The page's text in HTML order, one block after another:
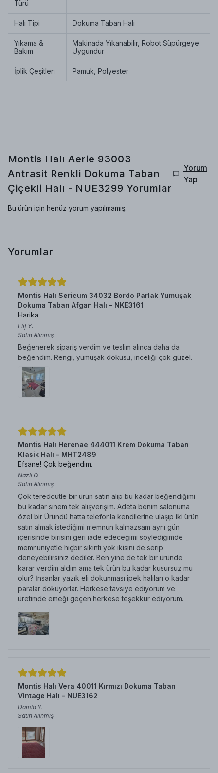
Türü
Halı Tipi Dokuma Taban Halı
Yıkama &
Bakım
Makinada Yıkanabilir, Robot Süpürgeye
Uygundur
İplik Çeşitleri Pamuk, Polyester
Montis Halı Aerie 93003
Antrasit Renkli Dokuma Taban
Çiçekli Halı - NUE3299 Yorumlar
Yorum
Yap
Bu ürün için henüz yorum yapılmamış.
Yorumlar
Montis Halı Sericum 34032 Bordo Parlak Yumuşak
Dokuma Taban Afgan Halı - NKE3161
Harika
Elif Y.
Satın Alınmış
Beğenerek sipariş verdim ve teslim alınca daha da
beğendim. Rengi, yumuşak dokusu, inceliği çok güzel.
Montis Halı Herenae 444011 Krem Dokuma Taban
Klasik Halı - MHT2489
Efsane! Çok beğendim.
Nazlı Ö.
Satın Alınmış
Çok tereddütle bir ürün satın alıp bu kadar beğendiğimi
bu kadar sinem tek alışverişim. Adeta benim salonuma
özel bir Üründü hatta telefonla kendilerine ulaşıp iki ürün
satın almak istediğimi memnun kalmazsam aynı gün
içerisinde birisini geri iade edeceğimi söylediğimde
memnuniyetle hiçbir sıkıntı yok ikisini de serip
deneyebilirsiniz dediler. Ben yine de tek bir üründe
karar verdim aldım ama tek ürün bu kadar kusursuz mu
olur? İnsanlar yazık eli dokunması ipek halıları o kadar
paralar döküyorlar. Herkese tavsiye ediyorum ve
üretimde emeği geçen herkese teşekkür ediyorum.
Montis Halı Vera 40011 Kırmızı Dokuma Taban
Vintage Halı - NUE3162
Damla Y.
Satın Alınmış